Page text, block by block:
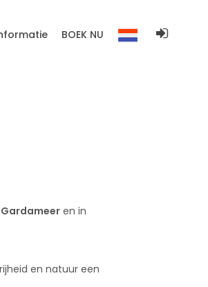
Gardameer en in
en natuur een
BOEK NU